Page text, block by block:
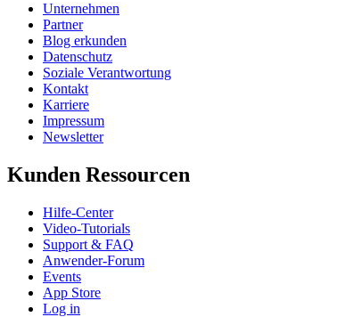
Unternehmen
Partner
Blog erkunden
Datenschutz
Soziale Verantwortung
Kontakt
Karriere
Impressum
Newsletter
Kunden Ressourcen
Hilfe-Center
Video-Tutorials
Support & FAQ
Anwender-Forum
Events
App Store
Log in